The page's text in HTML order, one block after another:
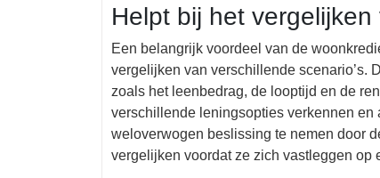
Helpt bij het vergelijken
Een belangrijk voordeel van de
vergelijken van verschillende scenario’s.
zoals het leenbedrag, de looptijd en de
verschillende leningsopties verkennen en
weloverwogen beslissing te nemen door
vergelijken voordat ze zich vastleggen op